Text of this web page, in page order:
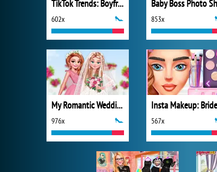
TikTok Trends: Boyfriend Fashion
602x 853x
My Romantic Wedding
976x
Insta Makeup: Bride
567x